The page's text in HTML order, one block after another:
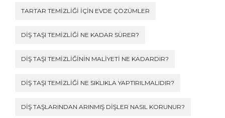
TARTAR TEMIZLIĞI İÇIN EVDE ÇÖZÜMLER
DIŞ TAŞI TEMIZLIĞI NE KADAR SÜRER?
DIŞ TAŞI TEMIZLIĞININ MALIYETI NE KADARDIR?
DIŞ TAŞI TEMIZLIĞI NE SIKLIKLA YAPTIRILMALIDIR?
DIŞ TAŞLARINDAN ARINMIŞ DIŞLER NASIL KORUNUR?